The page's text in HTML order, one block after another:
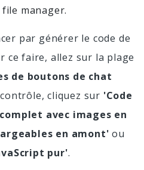
manager.
par générer le code de
ce faire, allez sur la plage
de boutons de chat
cliquez sur 'Code
avec images en
en amont' ou
pur'.